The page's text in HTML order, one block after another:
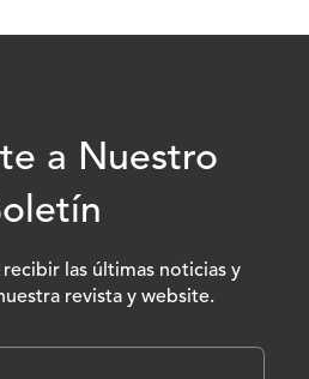
a Nuestro
las últimas noticias y
revista y website.